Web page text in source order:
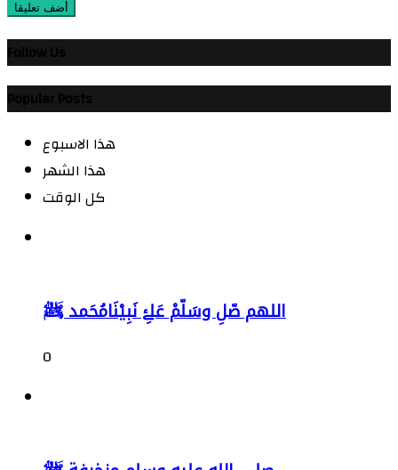
أضف تعليقا
هذا الاسبوع
هذا الشهر
كل الوقت
اللهم صّلِ وسَلّمْ عَلۓِ نَبِيْنَامُحَمد ﷺ
0